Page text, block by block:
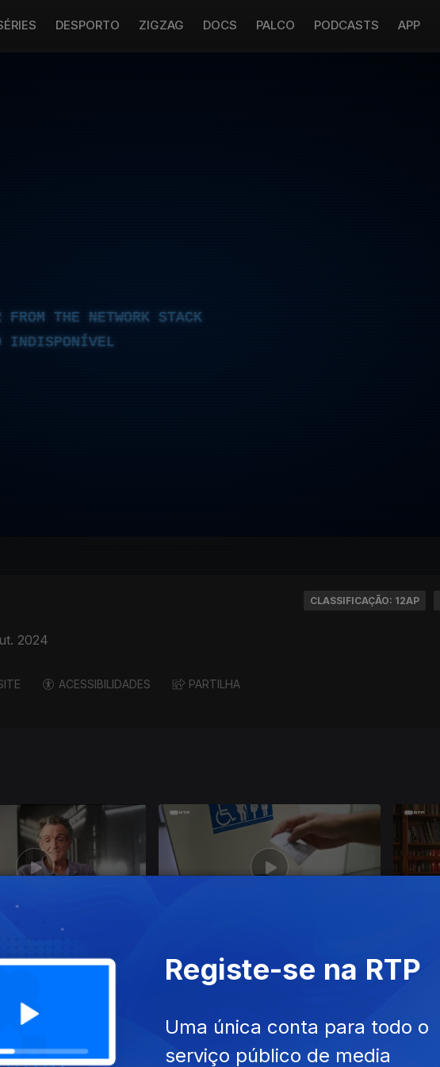
DESPORTO ZIGZAG DOCS PALCO PODCASTS APP
THE NETWORK STACK
INDISPONÍVEL
2024
CLASSIFICAÇÃO: 12AP
ACESSIBILIDADES PARTILHA
do Vírus 40 Anos da SIDA PrEP -
Registe-se na RTP
Uma única conta para todo o
serviço público de media